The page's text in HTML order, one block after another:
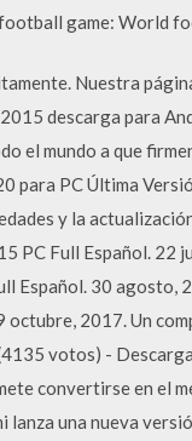
game: World
Nuestra
descarga para
el mundo a que
PC Última
y la
PC Full Español. 22
Español. 30 agosto,
2017. Un
votos) -
convertirse en el
lanza una nueva